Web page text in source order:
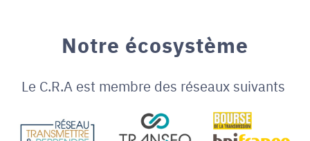
Notre écosystème
Le C.R.A est membre des réseaux suivants